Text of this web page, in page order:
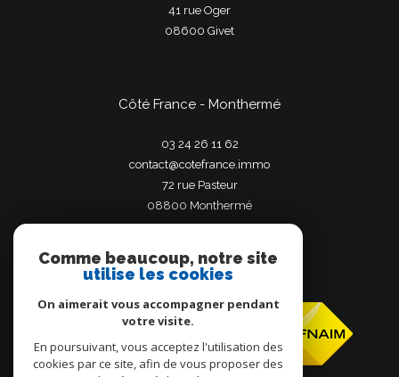
41 rue Oger
08600
givet
Côté France - Monthermé
03 24 26 11 62
contact@cotefrance.immo
72 rue Pasteur
08800
monthermé
Adhérents
Comme beaucoup, notre site
utilise les cookies
On aimerait vous accompagner pendant
votre visite.
En poursuivant, vous acceptez l'utilisation des
cookies par ce site, afin de vous proposer des